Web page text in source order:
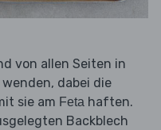
von allen Seiten in
wenden, dabei die
sie am Feta haften.
Backblech